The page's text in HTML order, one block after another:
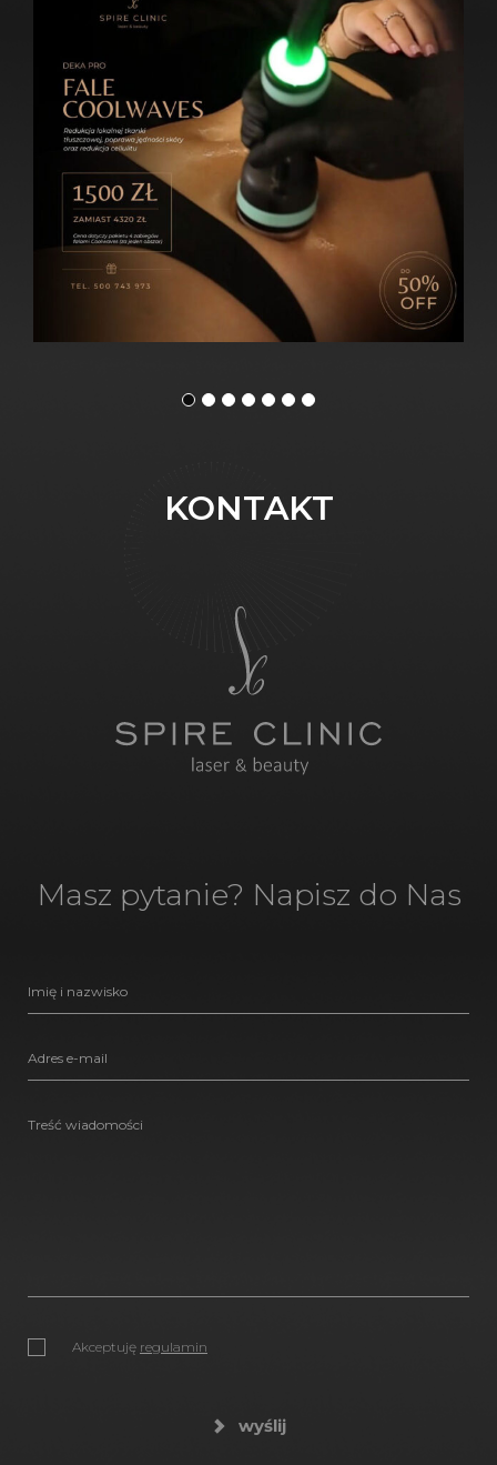
KONTAKT
Masz pytanie? Napisz do Nas
Akceptuję regulamin
wyślij